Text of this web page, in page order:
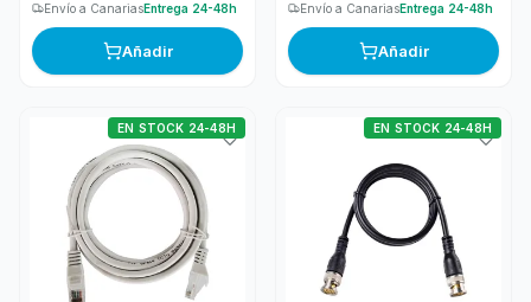
Envío a CanariasEntrega 24-48h
Añadir
Envío a CanariasEntrega 24-48h
Añadir
EN STOCK 24-48H EN STOCK 24-48H